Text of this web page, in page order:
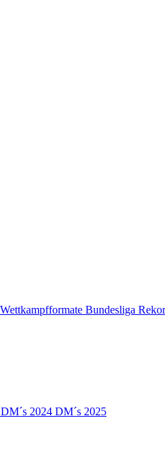
Wettkampfformate Bundesliga
DM´s 2024 DM´s 2025